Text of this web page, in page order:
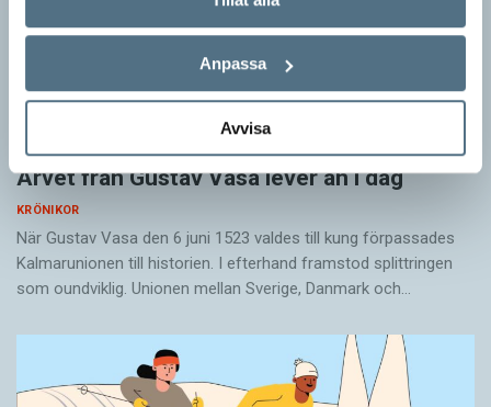
Anpassa
Avvisa
Arvet från Gustav Vasa lever än i dag
KRÖNIKOR
När Gustav Vasa den 6 juni 1523 ­valdes till kung förpassades
Kalmar­unionen till historien. I efterhand framstod splittringen
som ound­viklig. ­Unionen ­mellan Sverige, Danmark och…